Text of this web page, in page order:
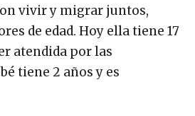
vivir y migrar juntos,
de edad. Hoy ella tiene 17
atendida por las
tiene 2 años y es